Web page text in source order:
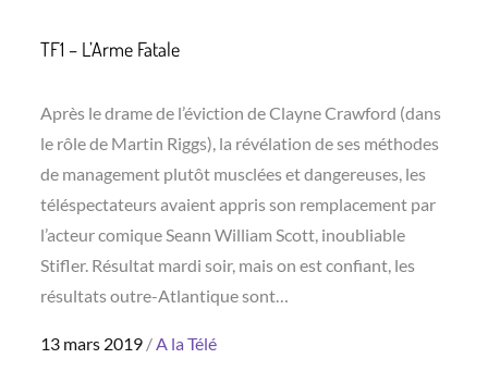
TF1 – L’Arme Fatale
Après le drame de l’éviction de Clayne Crawford (dans
le rôle de Martin Riggs), la révélation de ses méthodes
de management plutôt musclées et dangereuses, les
téléspectateurs avaient appris son remplacement par
l’acteur comique Seann William Scott, inoubliable
Stifler. Résultat mardi soir, mais on est confiant, les
résultats outre-Atlantique sont…
Posted
13 mars 2019 A la Télé